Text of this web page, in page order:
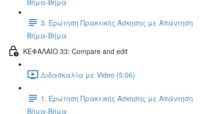
Βήμα-Βήμα
3. Ερώτηση Πρακτικής Άσκησης με Απάντηση
Βήμα-Βήμα
ΚΕΦΑΛΑΙΟ 33: Compare and edit
Διδασκαλία με Video (5:06)
1. Ερώτηση Πρακτικής Άσκησης με Απάντηση
Βήμα-Βήμα